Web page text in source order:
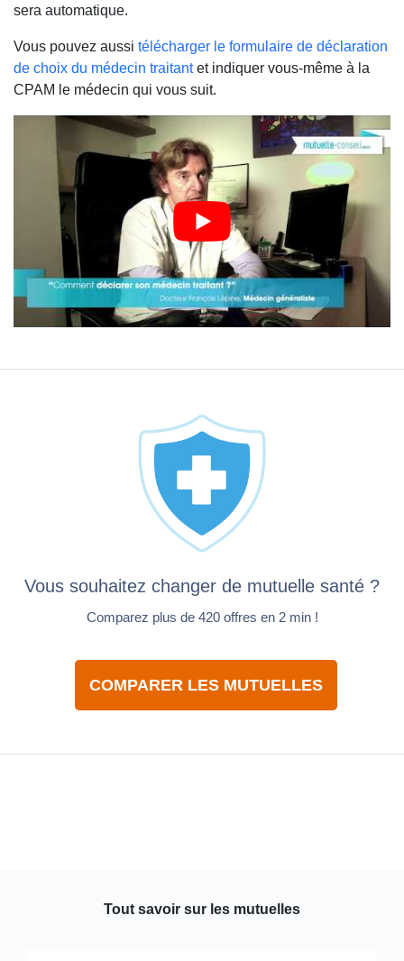
sera automatique.
Vous pouvez aussi télécharger le formulaire de déclaration
de choix du médecin traitantet indiquer vous-même à la
CPAM le médecin qui vous suit.
Vous souhaitez changer de mutuelle santé ?
Comparez plus de 420 offres en 2 min !
COMPARER LES MUTUELLES
Tout savoir sur les mutuelles